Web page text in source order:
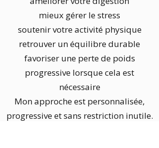
mieux gérer le stress
soutenir votre activité physique
retrouver un équilibre durable
favoriser une perte de poids
progressive lorsque cela est
nécessaire
Mon approche est personnalisée,
progressive et sans restriction inutile.